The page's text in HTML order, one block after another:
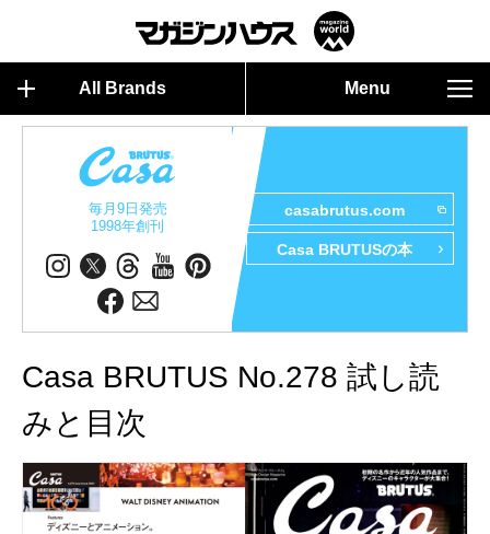
All Brands Menu
毎月9日発売
1998年創刊
casabrutus.com
Casa BRUTUSの本
Casa BRUTUS No.278 試し読
みと目次